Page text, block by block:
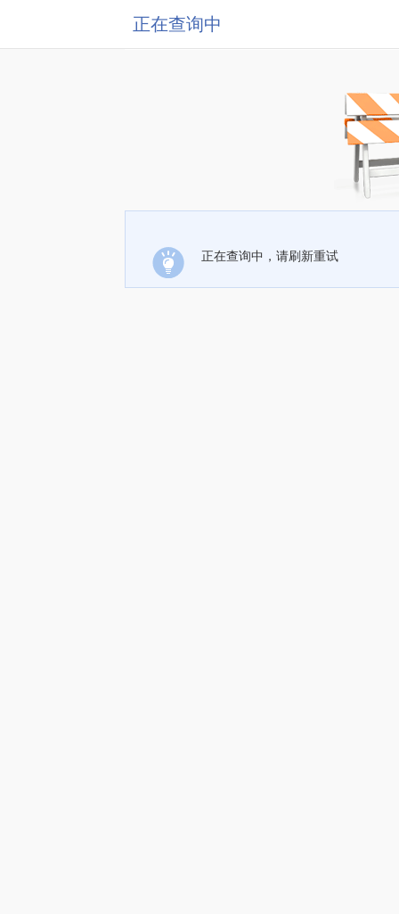
正在查询中
正在查询中，请刷新重试